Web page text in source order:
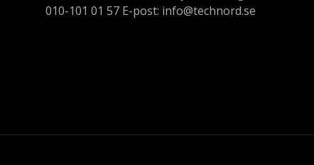
010-101 01 57 E-post: info@technord.se